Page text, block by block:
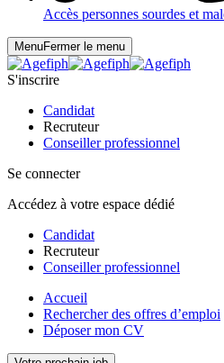
Accès personnes sourdes et
MenuFermer le menu
S'inscrire
Candidat
Recruteur
Conseiller professionnel
Se connecter
Accédez à votre espace dédié
Candidat
Recruteur
Conseiller professionnel
Accueil
Rechercher des offres d’emploi
Déposer mon CV